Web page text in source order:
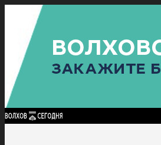
Найти:
ГЛАВНАЯ ПОЛИТИКАПРОИСШЕСТВИЯ
ПОЛИТИКА
КУЛЬТУРА
ПОСЕЛЕНИЯ